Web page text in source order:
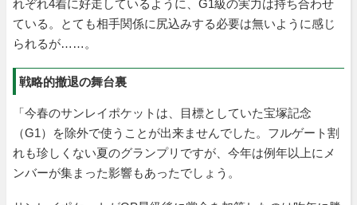
れぞれ4着に好走しているように、G1級の実力は持ち合わせ
ている。とても相手関係に尻込みする必要は無いように感じ
られるが……。
戦略的撤退の舞台裏
「今春のサンレイポケットは、目標としていた宝塚記念
（G1）を除外で使うことが出来ませんでした。フルゲート割
れも珍しくない夏のグランプリですが、今年は例年以上にメ
ンバーが集まった影響もあったでしょう。